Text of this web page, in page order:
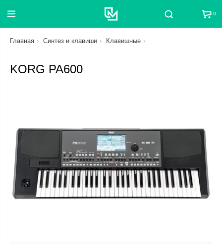
Поиск 0
Главная Синтез и клавиши Клавишные
KORG PA600